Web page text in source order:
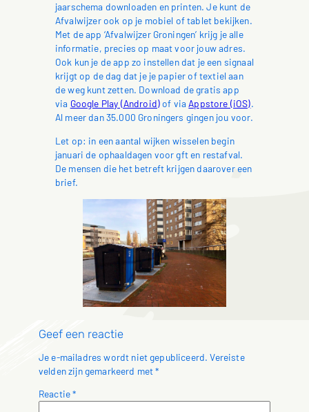
jaarschema downloaden en printen. Je kunt de
Afvalwijzer ook op je mobiel of tablet bekijken.
Met de app ‘Afvalwijzer Groningen’ krijg je alle
informatie, precies op maat voor jouw adres.
Ook kun je de app zo instellen dat je een signaal
krijgt op de dag dat je je papier of textiel aan
de weg kunt zetten. Download de gratis app
via Google Play (Android)of via Appstore (iOS).
Al meer dan 35.000 Groningers gingen jou voor.
Let op: in een aantal wijken wisselen begin
januari de ophaaldagen voor gft en restafval.
De mensen die het betreft krijgen daarover een
brief.
Geef een reactie
Je e-mailadres wordt niet gepubliceerd. Vereiste
velden zijn gemarkeerd met*
Reactie*